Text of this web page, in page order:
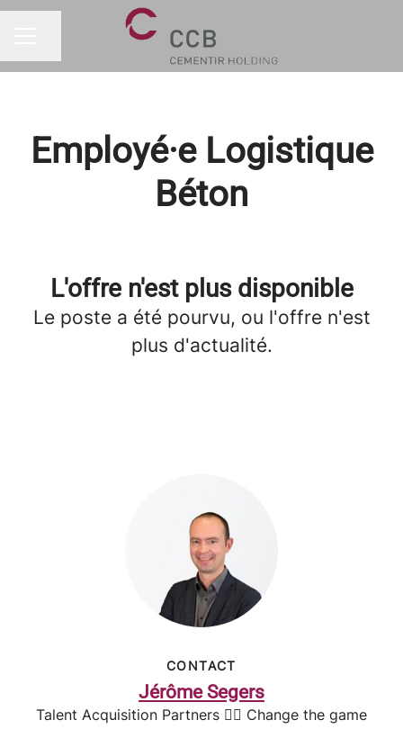
Partager la page
Employé·e Logistique
Béton
L'offre n'est plus disponible
Le poste a été pourvu, ou l'offre n'est
plus d'actualité.
CONTACT
Jérôme Segers
Talent Acquisition Partners 🤸‍♂️ Change the game